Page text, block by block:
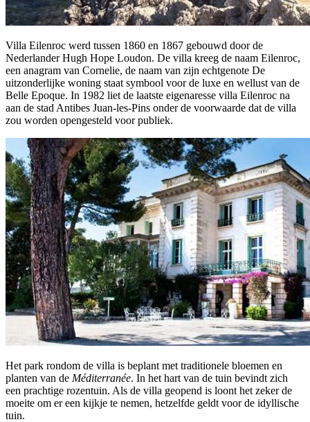
Villa Eilenroc werd tussen 1860 en 1867 gebouwd door de
Nederlander Hugh Hope Loudon. De villa kreeg de naam Eilenroc,
een anagram van Cornelie, de naam van zijn echtgenote De
uitzonderlijke woning staat symbool voor de luxe en wellust van de
Belle Epoque. In 1982 liet de laatste eigenaresse villa Eilenroc na
aan de stad Antibes Juan-les-Pins onder de voorwaarde dat de villa
zou worden opengesteld voor publiek.
Het park rondom de villa is beplant met traditionele bloemen en
planten van de Méditerranée. In het hart van de tuin bevindt zich
een prachtige rozentuin. Als de villa geopend is loont het zeker de
moeite om er een kijkje te nemen, hetzelfde geldt voor de idyllische
tuin.